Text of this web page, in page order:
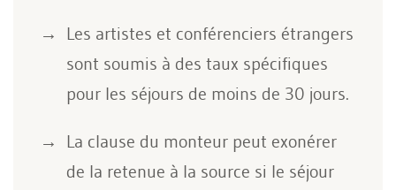
Les artistes et conférenciers étrangers
sont soumis à des taux spécifiques
pour les séjours de moins de 30 jours.
La clause du monteur peut exonérer
de la retenue à la source si le séjour